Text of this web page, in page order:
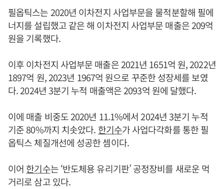
필옵틱스는 2020년 이차전지 사업부문을 물적분할해 필에
너지를 설립했고 같은 해 이차전지 사업부문 매출은 209억
원을 기록했다.
이후 이차전지 사업부문 매출은 2021년 1651억 원, 2022년
1897억 원, 2023년 1967억 원으로 꾸준한 성장세를 보였
다. 2024년 3분기 누적 매출액은 2093억 원에 달했다.
이에 매출 비중도 2020년 11.1%에서 2024년 3분기 누적
기준 80%까지 치솟았다. 한기수가 사업다각화를 통한 필
옵틱스 체질개선에 성공한 셈이다.
이어 한기수는 ‘반도체용 유리기판’ 공정장비를 새로운 먹
거리로 삼고 있다.